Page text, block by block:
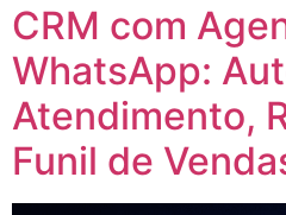
CRM com
WhatsApp:
Atendimento,
Funil de